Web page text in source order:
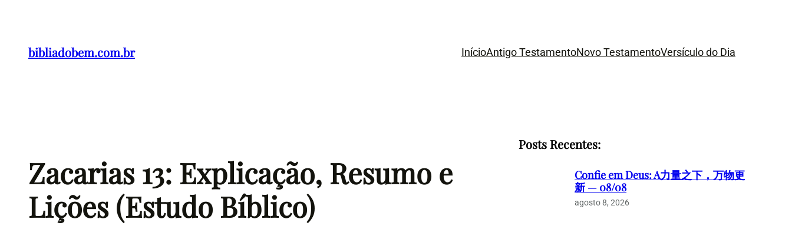
bibliadobem.com.br InícioAntigo TestamentoNovo TestamentoVersículo do Dia
Zacarias 13: Explicação, Resumo e
Lições (Estudo Bíblico)
Posts Recentes:
Confie em Deus: A力量之下，万物更
新 — 08/08
agosto 8, 2026